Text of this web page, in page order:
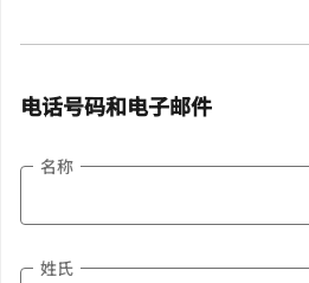
电话号码和电子邮件
名称
姓氏